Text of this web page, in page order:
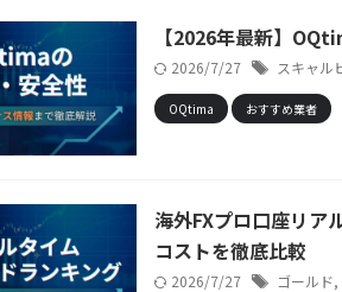
【2026年最新】
2026/7/27 スキャル
OQtima おすすめ業者
海外FXプロ口座リア
コストを徹底比較
2026/7/27 ゴールド,